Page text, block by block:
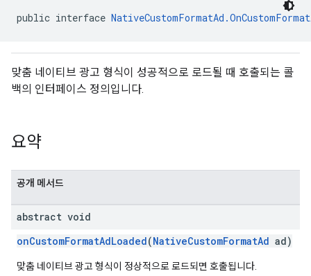
public interface
맞춤 네이티브 광고 형식이 성공적으로 로드될 때 호출되는 콜
백의 인터페이스 정의입니다.
요약
공개 메서드
abstract void
onCustomFormatAdLoaded(NativeCustomFormatAd ad)
맞춤 네이티브 광고 형식이 정상적으로 로드되면 호출됩니다.